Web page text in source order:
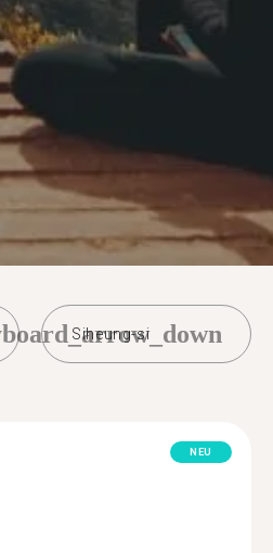
Siheung-si
NEU